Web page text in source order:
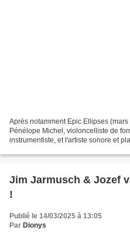
Après notamment Epic Ellipses
Pénélope Michel, violoncelliste de
instrumentiste, et l'artiste sonore et
Jim Jarmusch & Jozef
!
Publié le 14/03/2025 à 13:05
Par Dionys